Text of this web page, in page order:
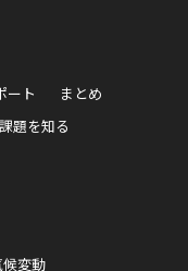
ート
まとめ
題を知る
候変動